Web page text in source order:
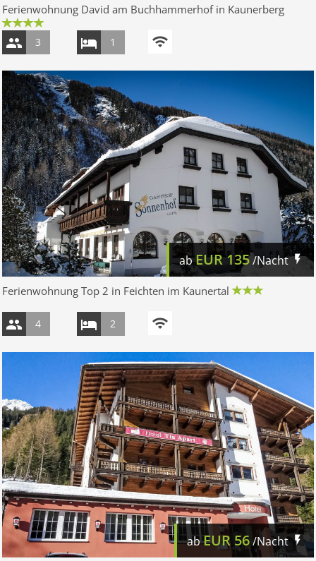
Ferienwohnung David am Buchhammerhof in Kaunerberg
3 1
abEUR 135/Nacht
Ferienwohnung Top 2 in Feichten im Kaunertal
4 2
abEUR 56/Nacht